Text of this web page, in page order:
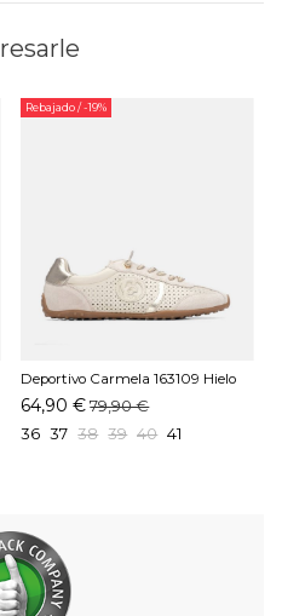
Rebajado/ -19%
Deportivo Carmela 163109 Hielo
64,90 € 79,90 €
36 37 38 39 40 41